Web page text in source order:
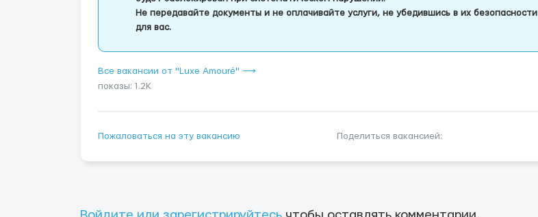
Не передавайте документы и не оплачивайте услуги, не убедившись в их безопасности
для вас.
Все вакансии от "Luxe Amouré" ⟶
показы: 1.2K
Пожаловаться на эту вакансию Поделиться вакансией: